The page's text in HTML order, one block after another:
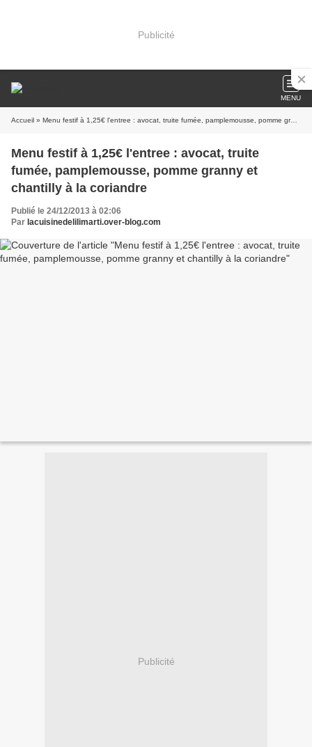
Publicité
MENU
Accueil » Menu festif à 1,25€ l'entree : avocat, truite fumée, pamplemousse, pomme granny et chantilly à la coriandre
Menu festif à 1,25€ l'entree : avocat, truite
fumée, pamplemousse, pomme granny et
chantilly à la coriandre
Publié le 24/12/2013 à 02:06
Par lacuisinedelilimarti.over-blog.com
Publicité